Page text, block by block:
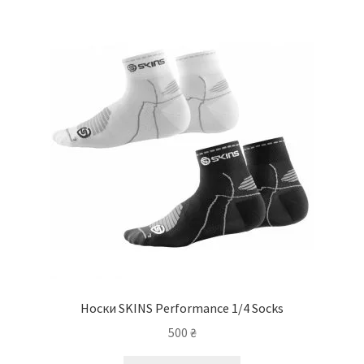
товару
Носки SKINS Performance 1/4 Socks
500 ₴